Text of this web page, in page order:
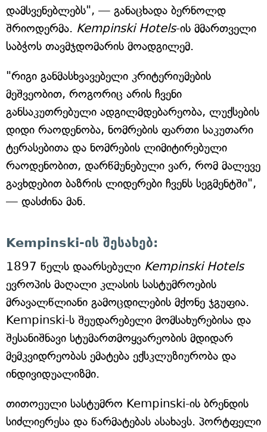
დამსვენებლებს", — განაცხადა ბერნოლდ
შრიოდერმა. Kempinski Hotels-ის მმართველი
საბჭოს თავმჯდომარის მოადგილემ.
"რიგი განმასხვავებელი კრიტერიუმების
მეშვეობით, როგორიც არის ჩვენი
განსაკუთრებული ადგილმდებარეობა, ლუქსების
დიდი რაოდენობა, ნომრების ფართი საკუთარი
ტერასებითა და ნომრების ლიმიტირებული
რაოდენობით, დარწმუნებული ვარ, რომ მალევე
გავხდებით ბაზრის ლიდერები ჩვენს სეგმენტში",
— დასძინა მან.
Kempinski-ის შესახებ:
1897 წელს დაარსებული Kempinski Hotels
ევროპის მაღალი კლასის სასტუმროების
მრავალწლიანი გამოცდილების მქონე ჯგუფია.
Kempinski-ს შეუდარებელი მომსახურებისა და
შესანიშნავი სტუმართმოყვარეობის მდიდარ
მემკვიდრეობას ემატება ექსკლუზიურობა და
ინდივიდუალიზმი.
თითოეული სასტუმრო Kempinski-ის ბრენდის
სიძლიერესა და წარმატებას ასახავს. პორტფელი